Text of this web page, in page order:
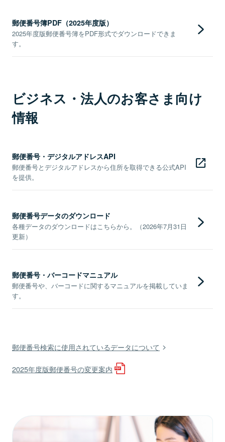
郵便番号簿PDF（2025年度版）
2025年度版郵便番号簿をPDF形式でダウンロードできま
す。
ビジネス・法人のお客さま向け
情報
郵便番号・デジタルアドレスAPI
郵便番号とデジタルアドレスから住所を取得できる公式API
を提供。
郵便番号データのダウンロード
各種データのダウンロードはこちらから。（2026年7月31日
更新）
郵便番号・バーコードマニュアル
郵便番号や、バーコードに関するマニュアルを掲載していま
す。
郵便番号検索に使用されているデータについて
2025年度版郵便番号の変更案内